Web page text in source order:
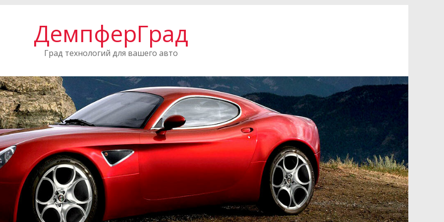
ДемпферГрад
Град технологий для вашего авто